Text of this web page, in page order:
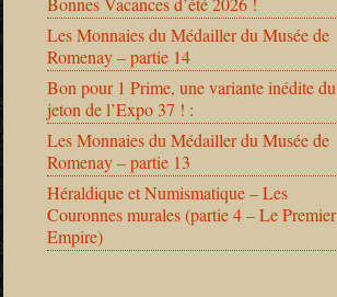
Les Monnaies du Médailler du Musée de
Romenay – partie 14
Bon pour 1 Prime, une variante inédite du
jeton de l’Expo 37 ! :
Les Monnaies du Médailler du Musée de
Romenay – partie 13
Héraldique et Numismatique – Les
Couronnes murales (partie 4 – Le Premier
Empire)